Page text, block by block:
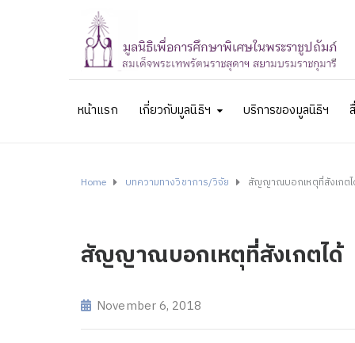
หน้าแรก เกี่ยวกับมูลนิธิฯ บริการของมูลนิธิฯ
Home บทความทางวิชาการ/วิจัย สัญญาณบอกเหตุที่สังเกต
สัญญาณบอกเหตุที่สังเกตได้
November 6, 2018